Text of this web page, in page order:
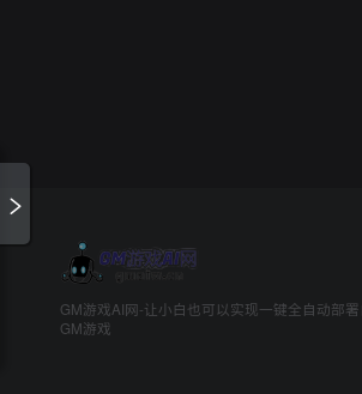
GM游戏AI网-让小白也可以实现一键全自动部
GM游戏